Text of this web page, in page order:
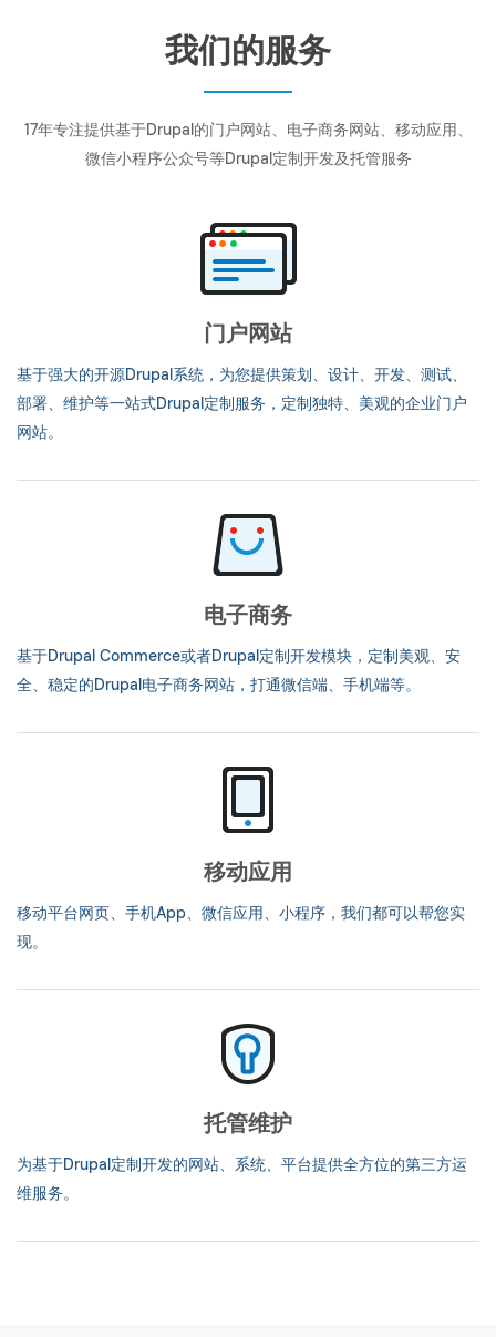
我们的服务
17年专注提供基于Drupal的门户网站、电子商务网站、移动应用、
微信小程序公众号等Drupal定制开发及托管服务
门户网站
基于强大的开源Drupal系统，为您提供策划、设计、开发、测试、
部署、维护等一站式Drupal定制服务，定制独特、美观的企业门户
网站。
电子商务
基于Drupal Commerce或者Drupal定制开发模块，定制美观、安
全、稳定的Drupal电子商务网站，打通微信端、手机端等。
移动应用
移动平台网页、手机App、微信应用、小程序，我们都可以帮您实
现。
托管维护
为基于Drupal定制开发的网站、系统、平台提供全方位的第三方运
维服务。